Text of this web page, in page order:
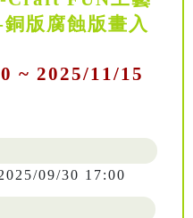
版腐蝕版畫入
~ 2025/11/15
09/30 17:00